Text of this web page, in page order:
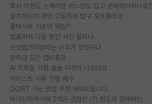
혹시 이정도 스펙이면 어느정도 잡고 준비해야하나요?
알츠하이머 관련 고등학생 탐구 포트폴리오
물박사의 기준이 뭐임?
랩홈피에 다들 본인 사진 올리냐
신생랩가지말라는 이유가 있었구나
장학금 모은 랩비통장
AI 학회들 거품 슬슬 지적이 나오네요
카이스트 서류 전형 배수
DGIST 가는 방법 추천 부탁드립니다.
박사진학하기에 2억은 괜찮은 (?) 정도의 경제력인가요